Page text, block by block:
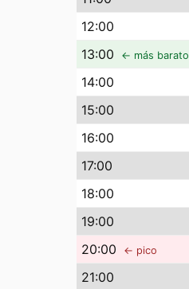
12:00
13:00 ← más barato
14:00
15:00
16:00
17:00
18:00
19:00
20:00 ← pico
21:00